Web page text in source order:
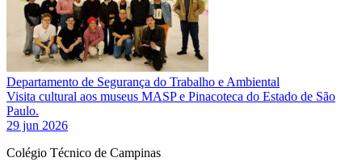
Departamento de Segurança do Trabalho e Ambiental
Visita cultural aos museus MASP e Pinacoteca do Estado de São
Paulo.
29 jun 2026
Colégio Técnico de Campinas